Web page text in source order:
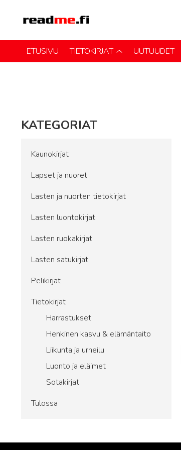
ETUSIVU TIETOKIRJAT UUTUUDET
KATEGORIAT
Kaunokirjat
Lapset ja nuoret
Lasten ja nuorten tietokirjat
Lasten luontokirjat
Lasten ruokakirjat
Lasten satukirjat
Pelikirjat
Tietokirjat
Harrastukset
Henkinen kasvu & elämäntaito
Liikunta ja urheilu
Luonto ja eläimet
Sotakirjat
Tulossa